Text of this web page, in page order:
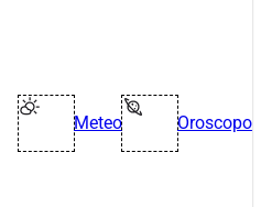
Meteo Oroscopo